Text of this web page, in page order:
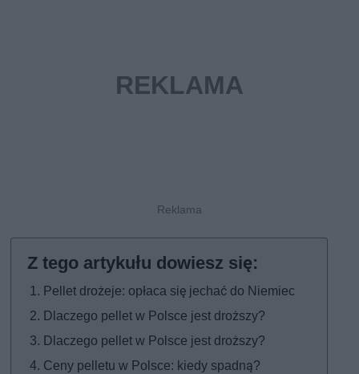
Pellet drożeje: opłaca się jechać do Niemiec
Dlaczego pellet w Polsce jest droższy?
Dlaczego pellet w Polsce jest droższy?
Ceny pelletu w Polsce: kiedy spadną?